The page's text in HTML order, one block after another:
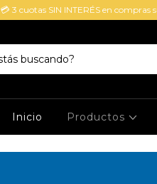
💳 3 cuotas SIN INTERÉS en
Inicio Productos